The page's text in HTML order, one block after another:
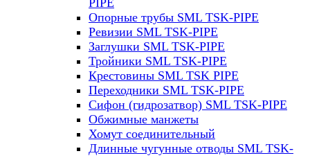
PIPE
Опорные трубы SML TSK-PIPE
Ревизии SML TSK-PIPE
Заглушки SML TSK-PIPE
Тройники SML TSK-PIPE
Крестовины SML TSK PIPE
Переходники SML TSK-PIPE
Сифон (гидрозатвор) SML TSK-PIPE
Обжимные манжеты
Хомут соединительный
Длинные чугунные отводы SML TSK-